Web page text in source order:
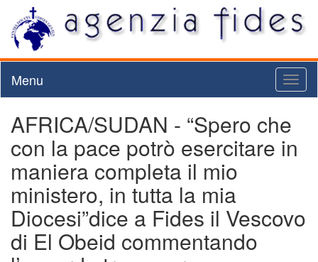
Menu
AFRICA/SUDAN - “Spero che
con la pace potrò esercitare in
maniera completa il mio
ministero, in tutta la mia
Diocesi”dice a Fides il Vescovo
di El Obeid commentando